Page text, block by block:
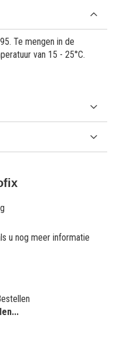
u nog meer informatie
Te mengen in de
van 15 - 25°C.